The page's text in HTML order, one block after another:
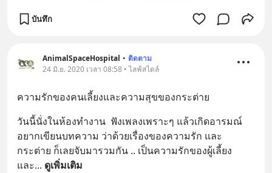
บันทึก
AnimalSpaceHospital • ติดตาม
24 มิ.ย. 2020 เวลา 08:58 • ไลฟ์สไตล์
ความรักของคนเลี้ยงและความสุขของกระต่าย
วันนี้นั่งในห้องทำงาน  ฟังเพลงเพราะๆ แล้วเกิดอารมณ์
อยากเขียนบทความ ว่าด้วยเรื่องของความรัก และ
กระต่าย ก็เลยจับมารวมกัน .. เป็นความรักของผู้เลี้ยง
และ... ดูเพิ่มเติม